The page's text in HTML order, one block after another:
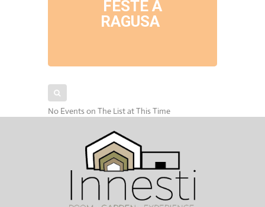
FESTE A
RAGUSA
No Events on The List at This Time